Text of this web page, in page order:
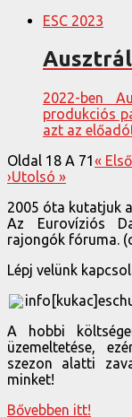
ESC 2023
2022-ben
produkciós
azt az
Oldal 18 A 71« Első
›Utolsó »
2005 óta kutatjuk
Az Eurovíziós
rajongók fóruma.
Lépj velünk
A hobbi
üzemeltetése,
szezon alatti
minket!
Bővebben itt!